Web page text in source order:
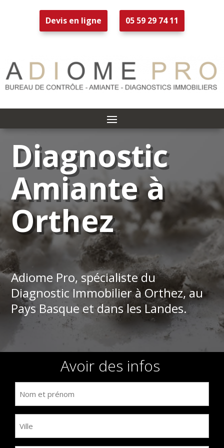
Devis en ligne 05 59 29 74 11
Diagnostic
Amiante à
Orthez
Adiome Pro, spécialiste du
Diagnostic Immobilier à Orthez, au
Pays Basque et dans les Landes.
Avoir des infos
prénom
(Nécessaire)